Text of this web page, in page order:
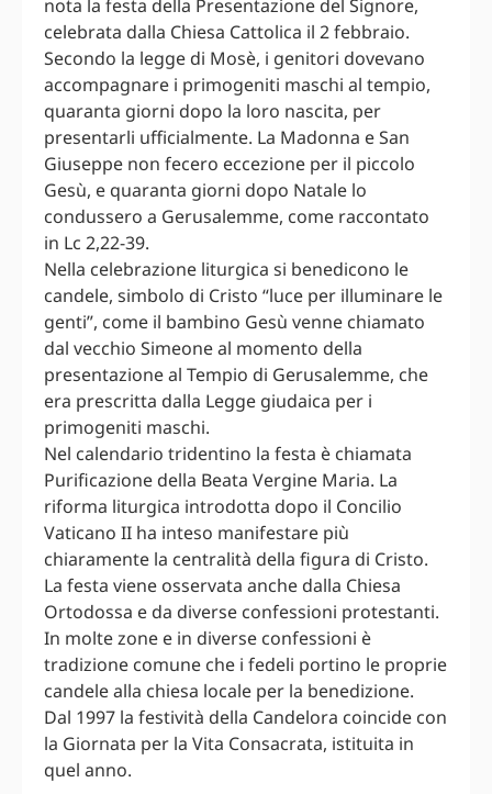
nota la festa della Presentazione del Signore,
celebrata dalla Chiesa Cattolica il 2 febbraio.
Secondo la legge di Mosè, i genitori dovevano
accompagnare i primogeniti maschi al tempio,
quaranta giorni dopo la loro nascita, per
presentarli ufficialmente. La Madonna e San
Giuseppe non fecero eccezione per il piccolo
Gesù, e quaranta giorni dopo Natale lo
condussero a Gerusalemme, come raccontato
in Lc 2,22-39.
Nella celebrazione liturgica si benedicono le
candele, simbolo di Cristo “luce per illuminare le
genti”, come il bambino Gesù venne chiamato
dal vecchio Simeone al momento della
presentazione al Tempio di Gerusalemme, che
era prescritta dalla Legge giudaica per i
primogeniti maschi.
Nel calendario tridentino la festa è chiamata
Purificazione della Beata Vergine Maria. La
riforma liturgica introdotta dopo il Concilio
Vaticano II ha inteso manifestare più
chiaramente la centralità della figura di Cristo.
La festa viene osservata anche dalla Chiesa
Ortodossa e da diverse confessioni protestanti.
In molte zone e in diverse confessioni è
tradizione comune che i fedeli portino le proprie
candele alla chiesa locale per la benedizione.
Dal 1997 la festività della Candelora coincide con
la Giornata per la Vita Consacrata, istituita in
quel anno.